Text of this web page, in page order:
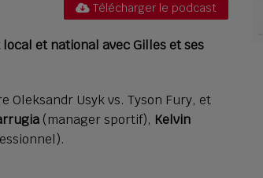
Télécharger le podcast
et national avec Gilles et ses
Usyk vs. Tyson Fury, et
(manager sportif), Kelvin